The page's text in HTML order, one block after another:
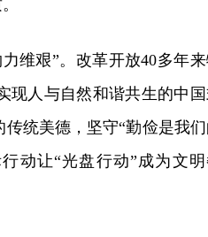
维艰”。改革开放40多年
现人与自然和谐共生的中
统美德，坚守“勤俭是我
动让“光盘行动”成为文明